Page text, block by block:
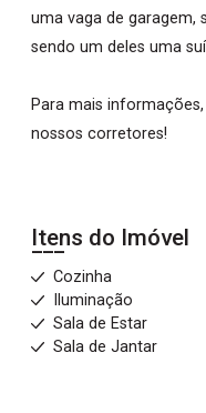
uma vaga de garagem,
sendo um deles uma
Para mais
nossos corretores!
Itens do Imóvel
Cozinha
Iluminação
Sala de Estar
Sala de Jantar